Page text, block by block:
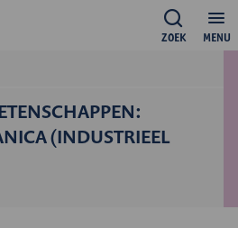
MENU
ZOEK
(INDUSTRIEEL